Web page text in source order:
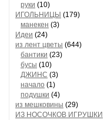
руки (10)
ИГОЛЬНИЦЫ (179)
манекен (3)
Идеи (24)
из лент цветы (644)
бантики (23)
бусы (10)
ДЖИНС (3)
начало (1)
подушки (4)
из мешковины (29)
ИЗ НОСОЧКОВ ИГРУШКИ